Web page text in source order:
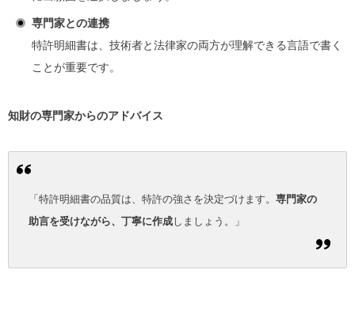
専門家との連携
特許明細書は、技術者と法律家の両方が理解できる言語で書く
ことが重要です。
知財の専門家からのアドバイス
「特許明細書の品質は、特許の強さを決定づけます。 専門家の
助言を受けながら、丁寧に作成しましょう。」